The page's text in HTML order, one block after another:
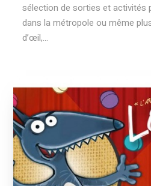
sélection de sorties et activités
dans la métropole ou même
d’œil,...